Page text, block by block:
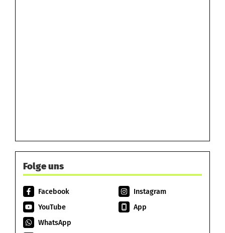
Folge uns
Facebook
Instagram
YouTube
App
WhatsApp